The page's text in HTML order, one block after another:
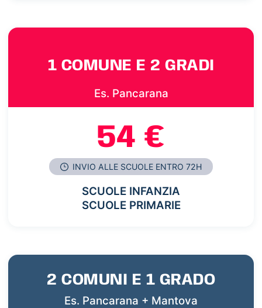
1 COMUNE E 2 GRADI
Es. Pancarana
54 €
INVIO ALLE SCUOLE ENTRO 72H
SCUOLE INFANZIA
SCUOLE PRIMARIE
2 COMUNI E 1 GRADO
Es. Pancarana + Mantova